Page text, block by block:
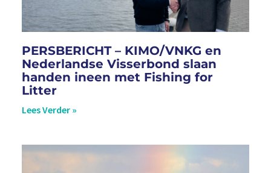
PERSBERICHT – KIMO/VNKG en
Nederlandse Visserbond slaan
handen ineen met Fishing for
Litter
Lees Verder »